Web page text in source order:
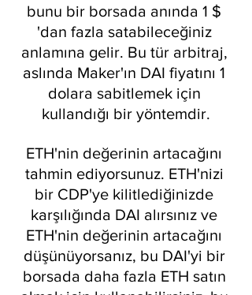
bunu bir borsada anında 1 $
'dan fazla satabileceğiniz
anlamına gelir. Bu tür arbitraj,
aslında Maker'ın DAI fiyatını 1
dolara sabitlemek için
kullandığı bir yöntemdir.
ETH'nin değerinin artacağını
tahmin ediyorsunuz. ETH'nizi
bir CDP'ye kilitlediğinizde
karşılığında DAI alırsınız ve
ETH'nin değerinin artacağını
düşünüyorsanız, bu DAI'yi bir
borsada daha fazla ETH satın